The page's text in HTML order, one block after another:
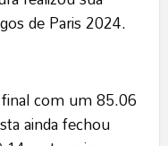
de Paris 2024.
final com um 85.06
ainda fechou